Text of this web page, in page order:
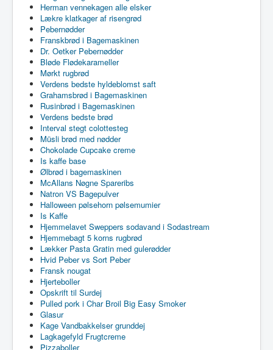
Herman vennekagen alle elsker
Lækre klatkager af risengrød
Pebernødder
Franskbrød i Bagemaskinen
Dr. Oetker Pebernødder
Bløde Flødekarameller
Mørkt rugbrød
Verdens bedste hyldeblomst saft
Grahamsbrød i Bagemaskinen
Rusinbrød i Bagemaskinen
Verdens bedste brød
Interval stegt colottesteg
Müsli brød med nødder
Chokolade Cupcake creme
Is kaffe base
Ølbrød i bagemaskinen
McAllans Nøgne Spareribs
Natron VS Bagepulver
Halloween pølsehorn pølsemumier
Is Kaffe
Hjemmelavet Sweppers sodavand i Sodastream
Hjemmebagt 5 korns rugbrød
Lækker Pasta Gratin med gulerødder
Hvid Peber vs Sort Peber
Fransk nougat
Hjerteboller
Opskrift til Surdej
Pulled pork i Char Broil Big Easy Smoker
Glasur
Kage Vandbakkelser grunddej
Lagkagefyld Frugtcreme
Pizzaboller